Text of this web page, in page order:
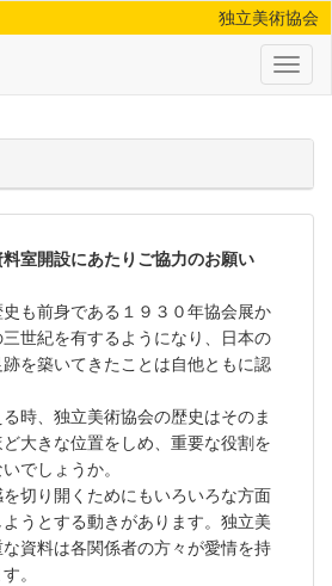
独立美術協会
室開設にあたりご協力のお願い
も前身である１９３０年協会展か
世紀を有するようになり、日本の
を築いてきたことは自他ともに認
時、独立美術協会の歴史はそのま
大きな位置をしめ、重要な役割を
でしょうか。
切り開くためにもいろいろな方面
うとする動きがあります。独立美
資料は各関係者の方々が愛情を持
。